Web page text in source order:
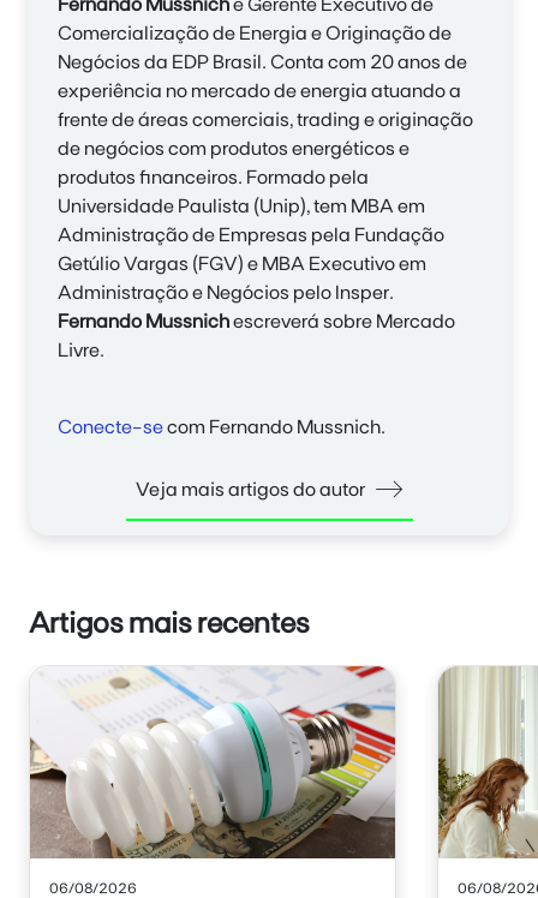
Fernando Mussniché Gerente Executivo de
Comercialização de Energia e Originação de
Negócios da EDP Brasil. Conta com 20 anos de
experiência no mercado de energia atuando a
frente de áreas comerciais, trading e originação
de negócios com produtos energéticos e
produtos financeiros. Formado pela
Universidade Paulista (Unip), tem MBA em
Administração de Empresas pela Fundação
Getúlio Vargas (FGV) e MBA Executivo em
Administração e Negócios pelo Insper.
Fernando Mussnichescreverá sobre Mercado
Livre.
Conecte-secom Fernando Mussnich.
Veja mais artigos do autor
Artigos mais recentes
06/08/2026
06/08/